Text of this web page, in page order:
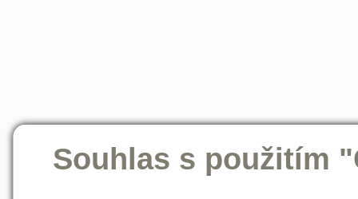
Souhlas s použitím